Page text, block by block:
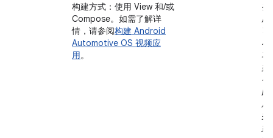
构建方式：使用 View 和/或
Compose。如需了解详
情，请参阅构建 Android
Automotive OS 视频应
用。
视
应
可
在
车
提
有
的
用
持
如